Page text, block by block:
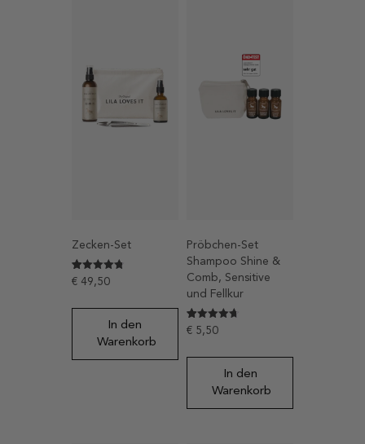
Zecken-Set
Bewertet
von 5,
77
Kundenbewertungen
€ 49,50
In den
Warenkorb
Pröbchen-Set
Shampoo Shine &
Comb, Sensitive
und Fellkur
Bewertet
von 5,
56
Kundenbewertungen
€ 5,50
In den
Warenkorb